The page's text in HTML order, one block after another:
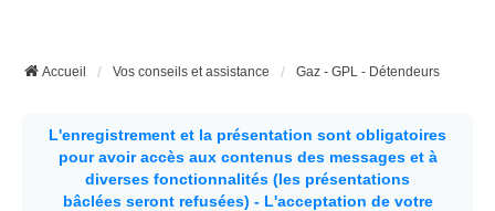
Accueil Vos conseils et assistance Gaz - GPL - Détendeurs
L'enregistrement et la présentation sont obligatoires
pour avoir accès aux contenus des messages et à
diverses fonctionnalités (les présentations
bâclées seront refusées) - L'acceptation de votre